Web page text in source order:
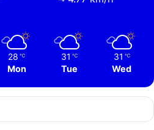
28 ℃
Mon
31 ℃
Tue
31 ℃
Wed